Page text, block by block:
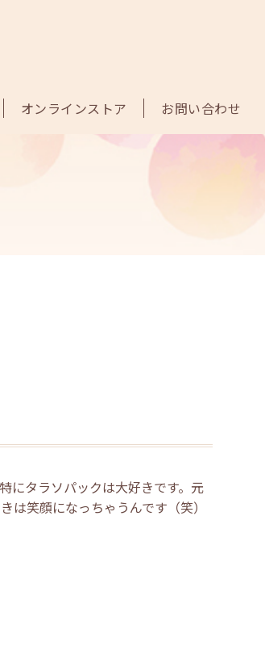
オンラインストア お問い合わせ
にタラソパックは大好きです。元
笑顔になっちゃうんです（笑）